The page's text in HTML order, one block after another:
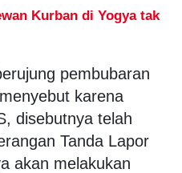
Kurban di Yogya tak
pembubaran
karena
disebutnya telah
Tanda Lapor
akan melakukan